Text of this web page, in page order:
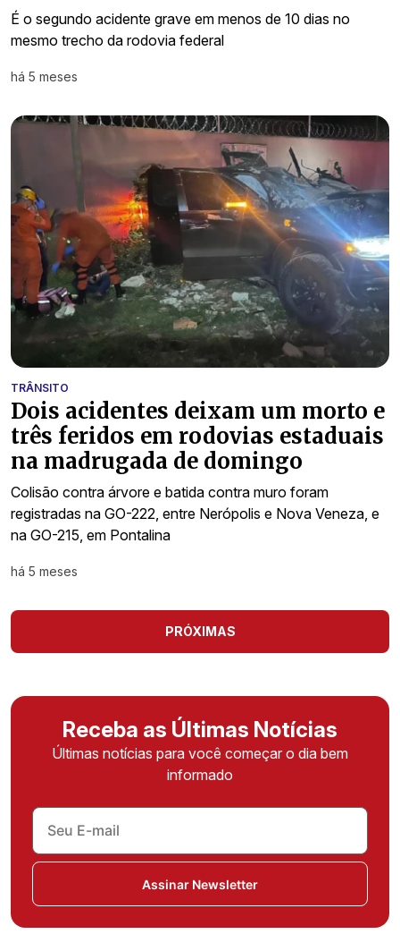
É o segundo acidente grave em menos de 10 dias no
mesmo trecho da rodovia federal
há 5 meses
TRÂNSITO
Dois acidentes deixam um morto e
três feridos em rodovias estaduais
na madrugada de domingo
Colisão contra árvore e batida contra muro foram
registradas na GO-222, entre Nerópolis e Nova Veneza, e
na GO-215, em Pontalina
há 5 meses
PRÓXIMAS
Receba as Últimas Notícias
Últimas notícias para você começar o dia bem
informado
Assinar Newsletter